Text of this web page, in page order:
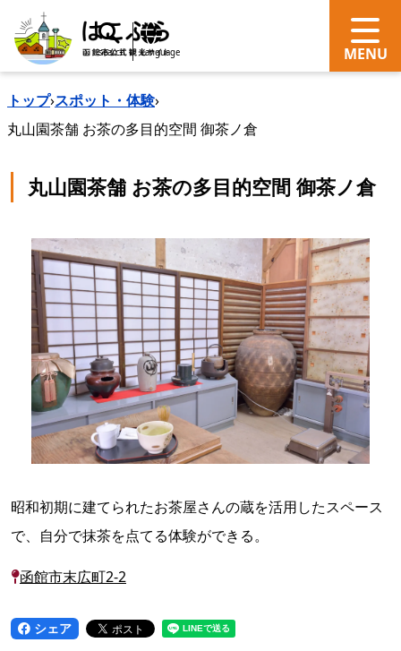
search Language
トップ›スポット・体験›
丸山園茶舗 お茶の多目的空間 御茶ノ倉
丸山園茶舗 お茶の多目的空間 御茶ノ倉
昭和初期に建てられたお茶屋さんの蔵を活用したスペース
で、自分で抹茶を点てる体験ができる。
函館市末広町2-2
シェア